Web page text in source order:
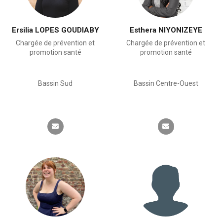
Ersilia LOPES GOUDIABY
Chargée de prévention et
promotion santé
Bassin Sud
Esthera NIYONIZEYE
Chargée de prévention et
promotion santé
Bassin Centre-Ouest